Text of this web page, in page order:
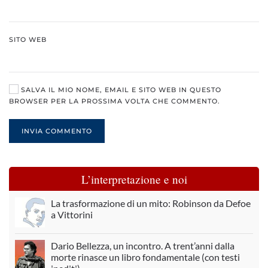
SITO WEB
SALVA IL MIO NOME, EMAIL E SITO WEB IN QUESTO
BROWSER PER LA PROSSIMA VOLTA CHE COMMENTO.
INVIA COMMENTO
L’interpretazione e noi
La trasformazione di un mito: Robinson da Defoe
a Vittorini
Dario Bellezza, un incontro. A trent’anni dalla
morte rinasce un libro fondamentale (con testi